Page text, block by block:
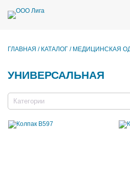
содержимому
ГЛАВНАЯ / КАТАЛОГ / МЕДИЦИНСКАЯ
УНИВЕРСАЛЬНАЯ
Категории